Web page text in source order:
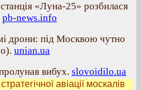
«Лунa-25» розбилaся
pb-news.info
дрони: під Москвою чутно
unian.ua
вибух. slovoidilo.ua
авіації москалів